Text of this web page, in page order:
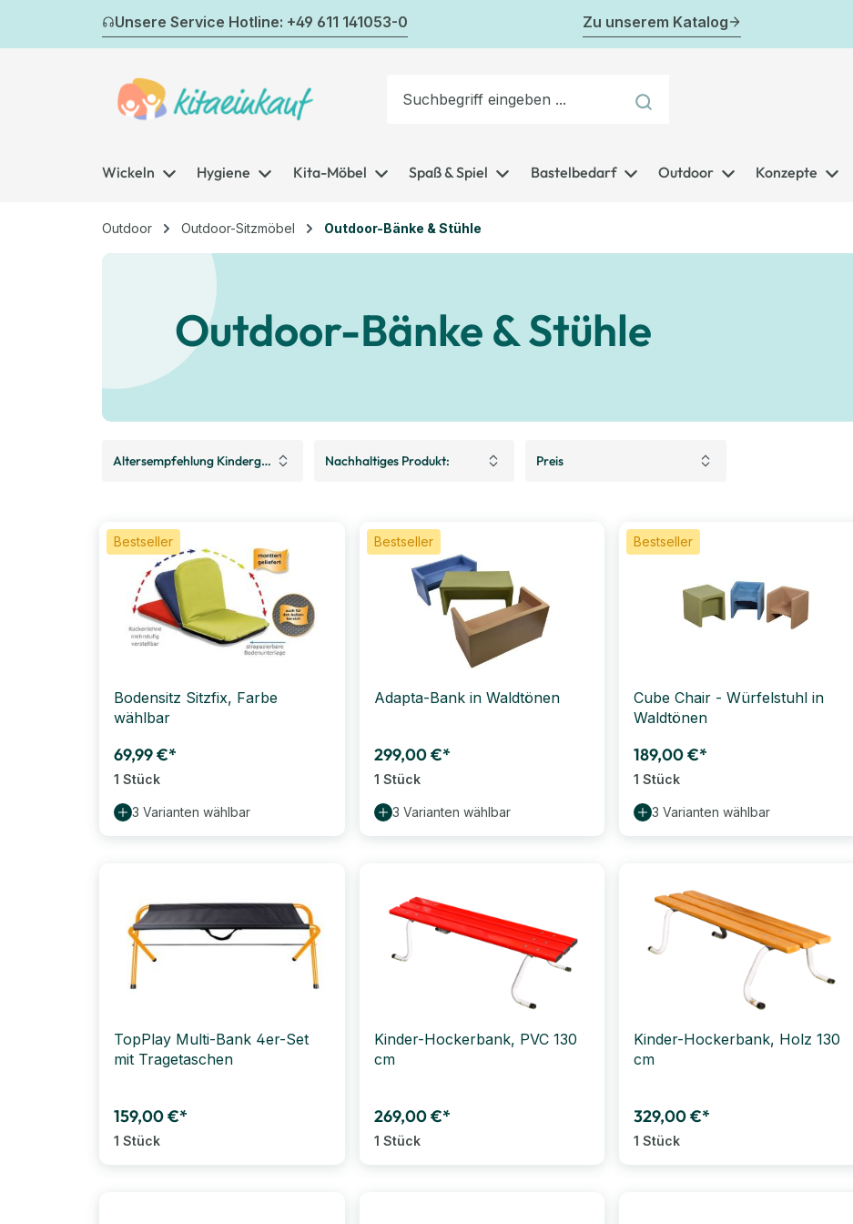
Hauptinhalt springen
Zur Suche springen
Zur Hauptnavigation springen
Unsere Service Hotline: +49 611 141053-0 Zu unserem Katalog
Wickeln Hygiene Kita-Möbel Spaß & Spiel Bastelbedarf Outdoor Konzepte
Outdoor Outdoor-Sitzmöbel Outdoor-Bänke & Stühle
Outdoor-Bänke & Stühle
Altersempfehlung Kindergarten: Nachhaltiges Produkt: Preis
Bestseller
Bodensitz Sitzfix, Farbe
wählbar
69,99 €*
1 Stück
3 Varianten wählbar
Bestseller
Adapta-Bank in Waldtönen
299,00 €*
1 Stück
3 Varianten wählbar
Bestseller
Cube Chair - Würfelstuhl in
Waldtönen
189,00 €*
1 Stück
3 Varianten wählbar
TopPlay Multi-Bank 4er-Set
mit Tragetaschen
159,00 €*
1 Stück
Kinder-Hockerbank, PVC 130
cm
269,00 €*
1 Stück
Kinder-Hockerbank, Holz 130
cm
329,00 €*
1 Stück